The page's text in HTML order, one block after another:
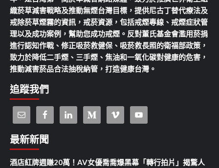
織菸草減害戰略及推動無煙台灣目標，提供尼古丁替代療法及
戒除菸草煙霧的資訊，戒菸資源，包括戒煙專線、戒煙症狀管
理以及成功案例，幫助您成功戒煙。反對董氏基金會濫用菸捐
進行認知作戰、修正吸菸救健保、吸菸救長照的衛福部政策，
致力於降低二手煙、三手煙、焦油和一氧化碳對健康的危害，
推動減害菸品合法抽稅納管，打造健康台灣。
追蹤我們
最新新聞
酒店紅牌週賺20萬！AV女優喬喬爆黑幕「轉行拍片」揭驚人